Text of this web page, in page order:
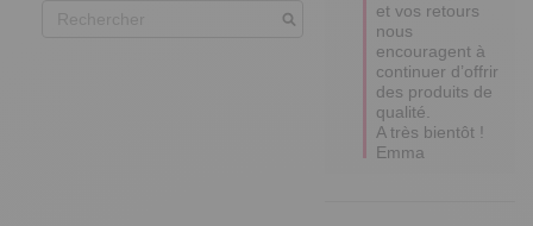
et vos retours
nous
encouragent à
continuer d’offrir
des produits de
qualité.
A très bientôt !
Emma